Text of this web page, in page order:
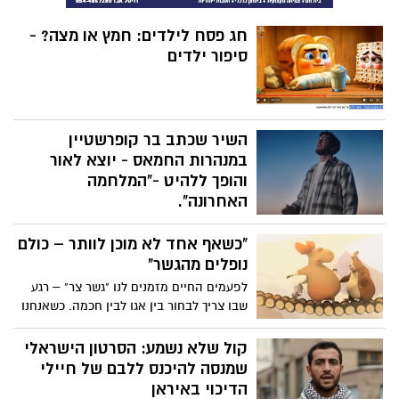
חג פסח לילדים: חמץ או מצה? -
סיפור ילדים
השיר שכתב בר קופרשטיין
במנהרות החמאס - יוצא לאור
והופך ללהיט -"המלחמה
האחרונה".
חמישה חודשים לאחר ששב מהשבי, בר
קופרשטיין מוציא יחד עם הזמר אלייצור את
השיר החדש "המלחמה האחרונה". מדובר
ביצירה מרגשת במיוחד, שנולדה מתוך יומן
אישי שבר כתב בזמן שהוחזק במנהרות בעזה,
"כשאף אחד לא מוכן לוותר – כולם
נופלים מהגשר"
לפעמים החיים מזמנים לנו "גשר צר" – רגע
שבו צריך לבחור בין אגו לבין חכמה. כשאנחנו
מתעקשים לנצח בכל מחיר, אנחנו עלולים
להפסיד הרבה יותר. לפעמים דווקא מי שמוכן
לזוז צעד אחד אחורה – הוא זה שמתקדם
קול שלא נשמע: הסרטון הישראלי
שמנסה להיכנס ללבם של חיילי
הדיכוי באיראן